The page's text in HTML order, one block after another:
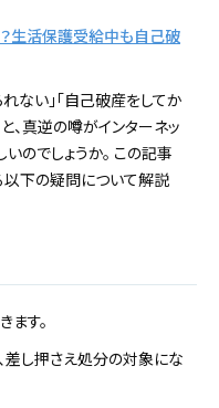
生活保護受給中も自己破
ない」「自己破産をしてか
、真逆の噂がインターネッ
のでしょうか。 この記事
以下の疑問について解説
す。
差し押さえ処分の対象にな